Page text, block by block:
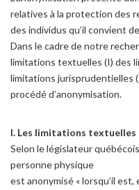
relatives à la protection des
des individus qu’il convient
Dans le cadre de notre
limitations textuelles (I) des
limitations jurisprudentielles
procédé d’anonymisation.
I. Les limitations textuelles
Selon le législateur
personne physique
est anonymisé « lorsqu’il